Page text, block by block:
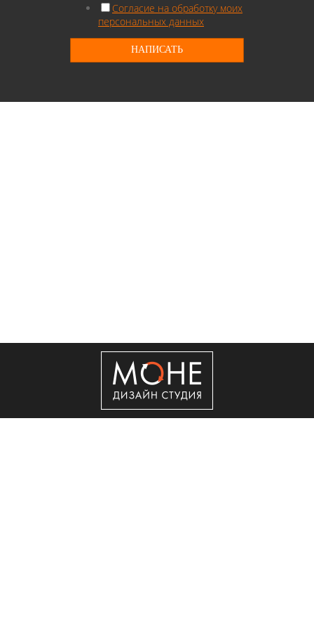
Согласие на обработку моих
персональных данных
НАПИСАТЬ